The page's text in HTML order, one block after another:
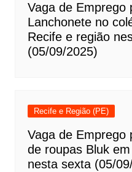
Vaga de Emprego
Lanchonete no
Recife e região
(05/09/2025)
Recife e Região (PE)
Vaga de Emprego
de roupas Bluk
nesta sexta (05/